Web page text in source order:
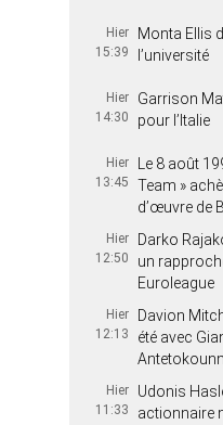
Hier
15:39
Monta Ellis
l’université
Hier
14:30
Garrison
pour l’Italie
Hier
13:45
Le 8 août
Team »
d’œuvre de
Hier
12:50
Darko
un
Euroleague
Hier
12:13
Davion
été avec
Hier
11:33
Udonis
actionnaire